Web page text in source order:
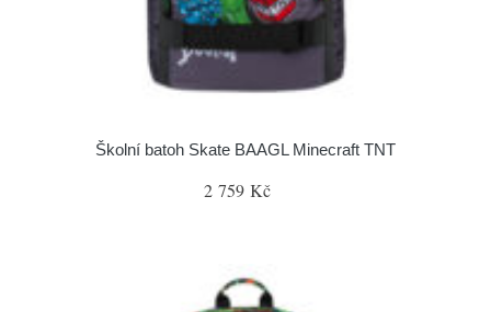
Školní batoh Skate BAAGL Minecraft TNT
2 759 Kč